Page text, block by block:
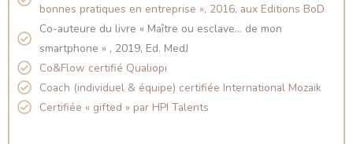
bonnes pratiques en entreprise », 2016, aux Editions BoD
Co-auteure du livre « Maître ou esclave... de mon
smartphone » , 2019, Ed. MedJ
Co&Flow certifié Qualiopi
Coach (individuel & équipe) certifiée International Mozaik
Certifiée « gifted » par HPI Talents